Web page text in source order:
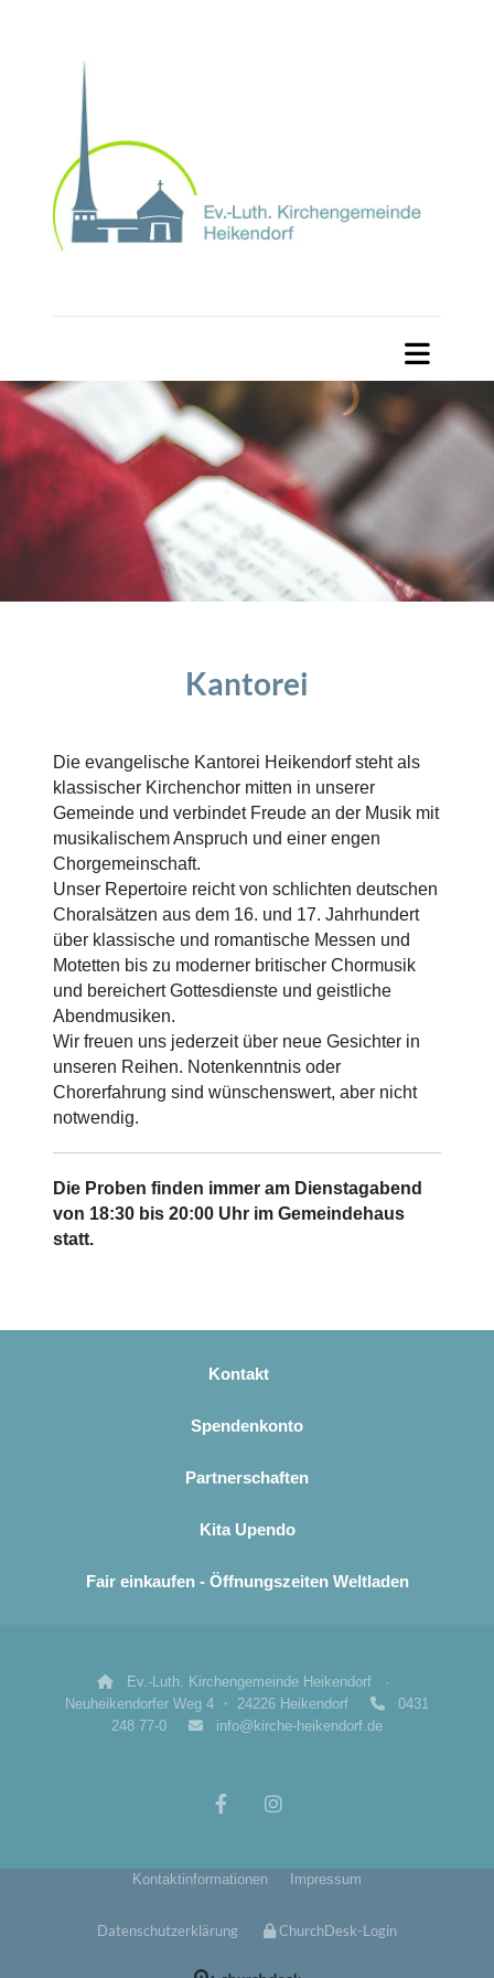
Kantorei
Die evangelische Kantorei Heikendorf steht als
klassischer Kirchenchor mitten in unserer
Gemeinde und verbindet Freude an der Musik mit
musikalischem Anspruch und einer engen
Chorgemeinschaft.
Unser Repertoire reicht von schlichten deutschen
Choralsätzen aus dem 16. und 17. Jahrhundert
über klassische und romantische Messen und
Motetten bis zu moderner britischer Chormusik
und bereichert Gottesdienste und geistliche
Abendmusiken.
Wir freuen uns jederzeit über neue Gesichter in
unseren Reihen. Notenkenntnis oder
Chorerfahrung sind wünschenswert, aber nicht
notwendig.
Die Proben finden immer am Dienstagabend
von 18:30 bis 20:00 Uhr im Gemeindehaus
statt.
Kontakt
Spendenkonto
Partnerschaften
Kita Upendo
Fair einkaufen - Öffnungszeiten Weltladen
Ev.-Luth. Kirchengemeinde Heikendorf ·
Neuheikendorfer Weg 4 ・ 24226 Heikendorf  0431
248 77-0  info@kirche-heikendorf.de
Kontaktinformationen Impressum
Datenschutzerklärung ChurchDesk-Login